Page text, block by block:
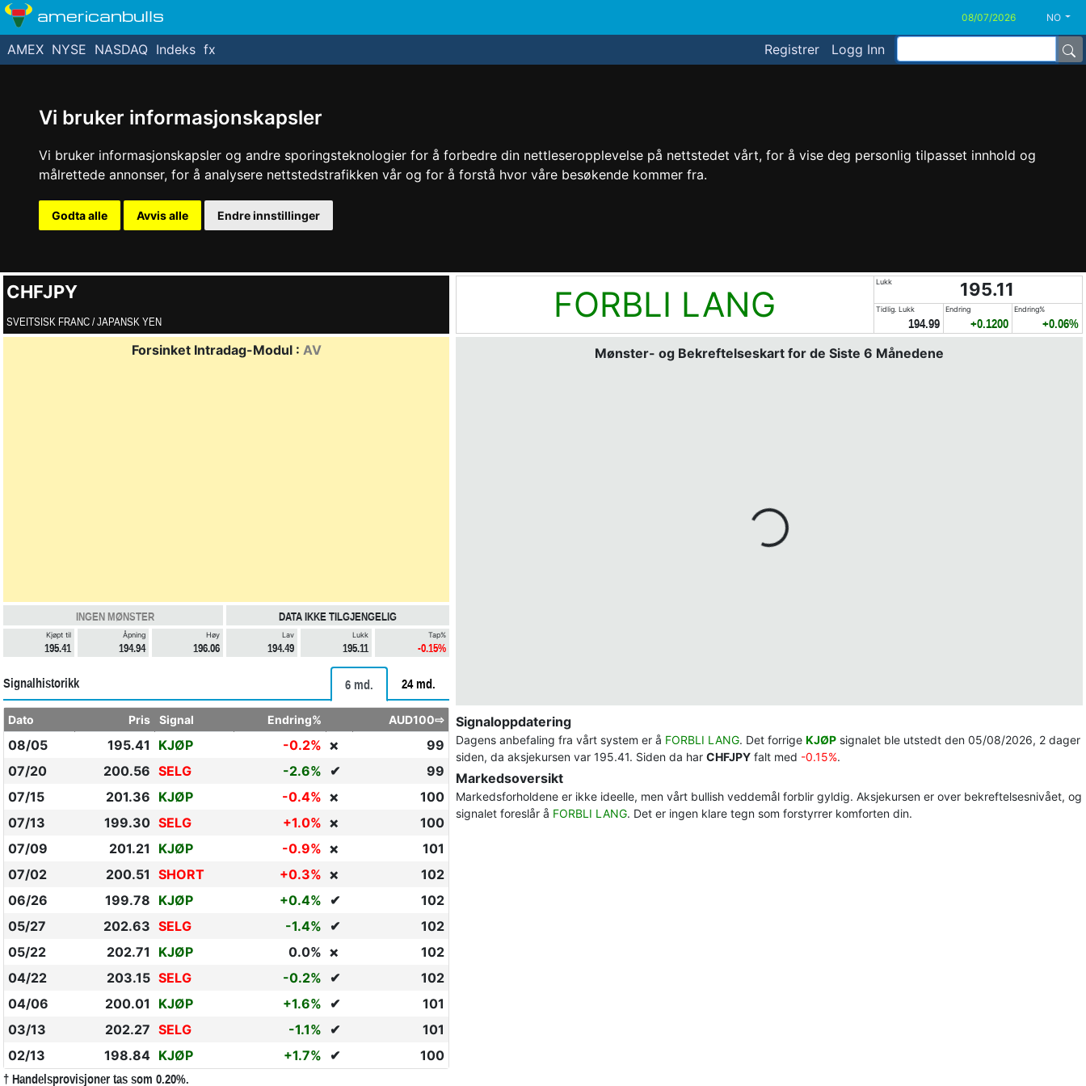
Vi bruker informasjonskapsler
Vi bruker informasjonskapsler og andre sporingsteknologier for å forbedre din nettleseropplevelse på nettstedet vårt, for å vise deg personlig tilpasset innhold og
målrettede annonser, for å analysere nettstedstrafikken vår og for å forstå hvor våre besøkende kommer fra.
Godta alle Avvis alle Endre innstillinger
americanbulls NO
Registrer Logg Inn
AMEX NYSE NASDAQ Indeks fx
CHFJPY
SVEITSISK FRANC / JAPANSK YEN FORBLI LANG
Lukk 195.11
Tidlig. Lukk
194.99
Endring
+0.1200
Endring%
+0.06%
Forsinket Intradag-Modul : AV
INGEN MØNSTER DATA IKKE TILGJENGELIG
Kjøpt til
195.41
Åpning
194.94
Høy
196.06
Lav
194.49
Lukk
195.11
Tap%
-0.15%
Signalhistorikk 6 md. 24 md.
Dato Pris Signal Endring% AUD100⇨
08/05 195.41 KJØP -0.2% ❌
99
07/20
200.56 SELG -2.6% ✔
99
07/15
201.36 KJØP -0.4% ❌
100
07/13
199.30 SELG +1.0% ❌
100
07/09
201.21 KJØP -0.9% ❌
101
07/02
200.51 SHORT +0.3% ❌
102
06/26
199.78 KJØP +0.4% ✔
102
05/27
202.63 SELG -1.4% ✔
102
05/22
202.71 KJØP 0.0% ❌
102
04/22
203.15 SELG -0.2% ✔
102
04/06
200.01 KJØP +1.6% ✔
101
03/13
202.27 SELG -1.1% ✔
101
02/13
198.84 KJØP +1.7% ✔ 100
† Handelsprovisjoner tas som 0.20%.
Mønster- og Bekreftelseskart for de Siste 6 Månedene
Signaloppdatering
Dagens anbefaling fra vårt system er å FORBLI LANG. Det forrige KJØP signalet ble utstedt den 05/08/2026, 2 dager
siden, da aksjekursen var 195.41. Siden da har CHFJPY falt med -0.15%.
Markedsoversikt
Markedsforholdene er ikke ideelle, men vårt bullish veddemål forblir gyldig. Aksjekursen er over bekreftelsesnivået, og
signalet foreslår å FORBLI LANG. Det er ingen klare tegn som forstyrrer komforten din.